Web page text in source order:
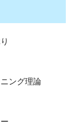
ング理論